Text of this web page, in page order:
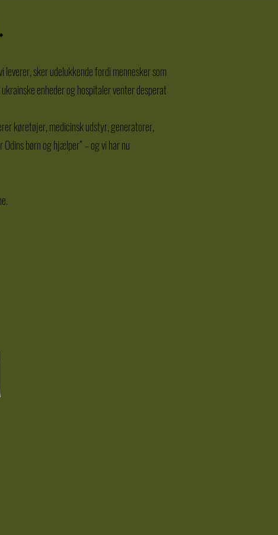
sker udelukkende fordi mennesker som
enheder og hospitaler venter desperat
køretøjer, medicinsk udstyr, generatorer,
børn og hjælper” – og vi har nu